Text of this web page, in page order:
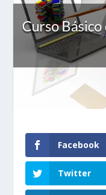
Facebook
Twitter